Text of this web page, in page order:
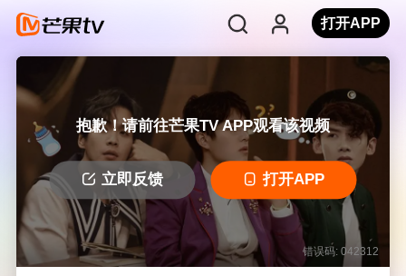
打开APP
抱歉！请前往芒果TV APP观看该视频
立即反馈 打开APP
错误码: 042312